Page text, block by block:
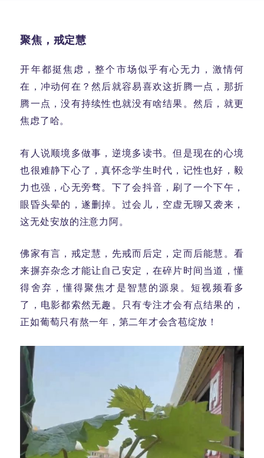
聚焦，戒定慧
开年都挺焦虑，整个市场似乎有心无力，激情何
在，冲动何在？然后就容易喜欢这折腾一点，那折
腾一点，没有持续性也就没有啥结果。然后，就更
焦虑了哈。
有人说顺境多做事，逆境多读书。但是现在的心境
也很难静下心了，真怀念学生时代，记性也好，毅
力也强，心无旁骛。下了会抖音，刷了一个下午，
眼昏头晕的，遂删掉。过会儿，空虚无聊又袭来，
这无处安放的注意力阿。
佛家有言，戒定慧，先戒而后定，定而后能慧。看
来摒弃杂念才能让自己安定，在碎片时间当道，懂
得舍弃，懂得聚焦才是智慧的源泉。短视频看多
了，电影都索然无趣。只有专注才会有点结果的，
正如葡萄只有熬一年，第二年才会含苞绽放！